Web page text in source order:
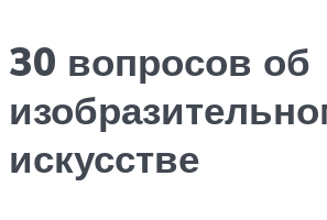
30 вопросов об
искусстве